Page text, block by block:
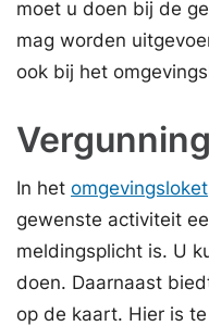
moet u doen bij de
mag worden
ook bij het
In het omgevingsloket
gewenste activiteit
meldingsplicht is. U
doen. Daarnaast
op de kaart. Hier is